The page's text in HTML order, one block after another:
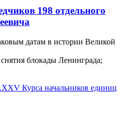
198 отдельного
датам в истории Великой
блокады Ленинграда;